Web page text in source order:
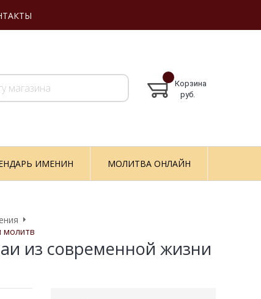
Корзина
руб.
ИМЕНИН МОЛИТВА ОНЛАЙН
молитв
из современной жизни